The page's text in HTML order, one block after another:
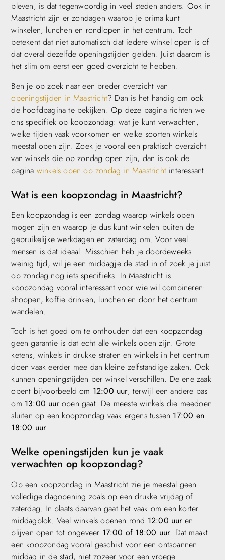
bleven, is dat tegenwoordig in veel steden anders. Ook in
Maastricht zijn er zondagen waarop je prima kunt
winkelen, lunchen en rondlopen in het centrum. Toch
betekent dat niet automatisch dat iedere winkel open is of
dat overal dezelfde openingstijden gelden. Juist daarom is
het slim om eerst een goed overzicht te hebben.
Ben je op zoek naar een breder overzicht van
openingstijden in Maastricht? Dan is het handig om ook
de hoofdpagina te bekijken. Op deze pagina richten we
ons specifiek op koopzondag: wat je kunt verwachten,
welke tijden vaak voorkomen en welke soorten winkels
meestal open zijn. Zoek je vooral een praktisch overzicht
van winkels die op zondag open zijn, dan is ook de
pagina winkels open op zondag in Maastricht interessant.
Wat is een koopzondag in Maastricht?
Een koopzondag is een zondag waarop winkels open
mogen zijn en waarop je dus kunt winkelen buiten de
gebruikelijke werkdagen en zaterdag om. Voor veel
mensen is dat ideaal. Misschien heb je doordeweeks
weinig tijd, wil je een middagje de stad in of zoek je juist
op zondag nog iets specifieks. In Maastricht is
koopzondag vooral interessant voor wie wil combineren:
shoppen, koffie drinken, lunchen en door het centrum
wandelen.
Toch is het goed om te onthouden dat een koopzondag
geen garantie is dat echt alle winkels open zijn. Grote
ketens, winkels in drukke straten en winkels in het centrum
doen vaak eerder mee dan kleine zelfstandige zaken. Ook
kunnen openingstijden per winkel verschillen. De ene zaak
opent bijvoorbeeld om 12:00 uur, terwijl een andere pas
om 13:00 uuropen gaat. De meeste winkels die meedoen
sluiten op een koopzondag vaak ergens tussen 17:00 en
18:00 uur.
Welke openingstijden kun je vaak
verwachten op koopzondag?
Op een koopzondag in Maastricht zie je meestal geen
volledige dagopening zoals op een drukke vrijdag of
zaterdag. In plaats daarvan gaat het vaak om een korter
middagblok. Veel winkels openen rond 12:00 uuren
blijven open tot ongeveer 17:00 of 18:00 uur. Dat maakt
een koopzondag vooral geschikt voor een ontspannen
middag in de stad, niet zozeer voor een vroege